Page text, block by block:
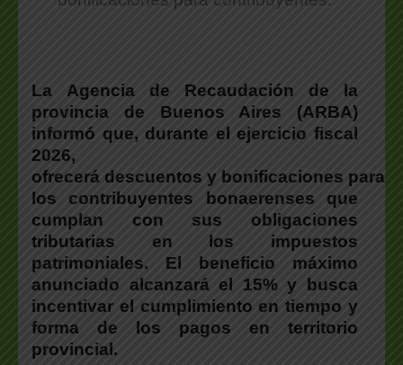
La Agencia de Recaudación de la
provincia de Buenos Aires (ARBA)
informó que, durante el ejercicio fiscal
2026,
ofrecerá descuentos y bonificaciones para
los contribuyentes bonaerenses que
cumplan con sus obligaciones
tributarias en los impuestos
patrimoniales. El beneficio máximo
anunciado alcanzará el 15% y busca
incentivar el cumplimiento en tiempo y
forma de los pagos en territorio
provincial.